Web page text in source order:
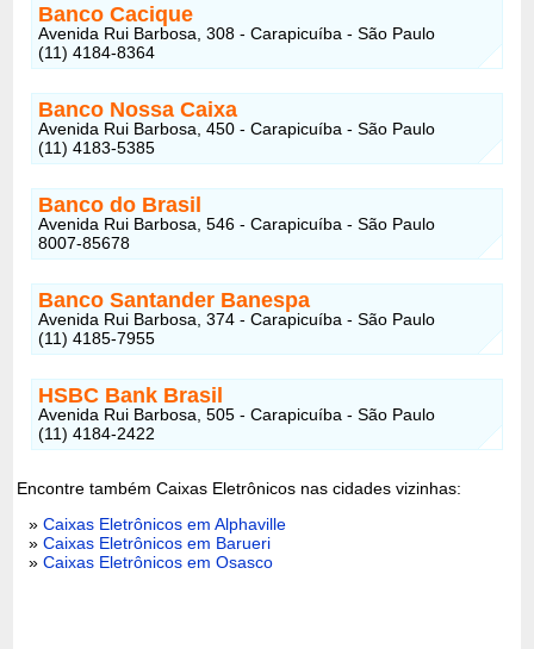
Banco Cacique
Avenida Rui Barbosa, 308 - Carapicuíba - São Paulo
(11) 4184-8364
Banco Nossa Caixa
Avenida Rui Barbosa, 450 - Carapicuíba - São Paulo
(11) 4183-5385
Banco do Brasil
Avenida Rui Barbosa, 546 - Carapicuíba - São Paulo
8007-85678
Banco Santander Banespa
Avenida Rui Barbosa, 374 - Carapicuíba - São Paulo
(11) 4185-7955
HSBC Bank Brasil
Avenida Rui Barbosa, 505 - Carapicuíba - São Paulo
(11) 4184-2422
Encontre também Caixas Eletrônicos nas cidades vizinhas:
»Caixas Eletrônicos em Alphaville
»Caixas Eletrônicos em Barueri
»Caixas Eletrônicos em Osasco